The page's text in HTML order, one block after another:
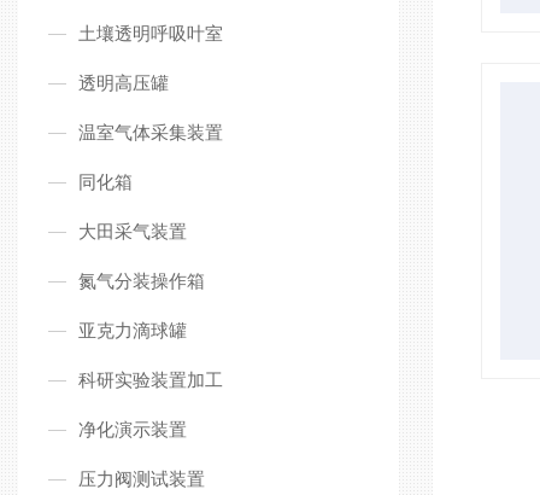
土壤透明呼吸叶室
透明高压罐
温室气体采集装置
同化箱
大田采气装置
氮气分装操作箱
亚克力滴球罐
科研实验装置加工
净化演示装置
压力阀测试装置